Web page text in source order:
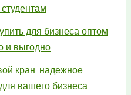
студентам
для бизнеса оптом
и выгодно
кран: надежное
вашего бизнеса